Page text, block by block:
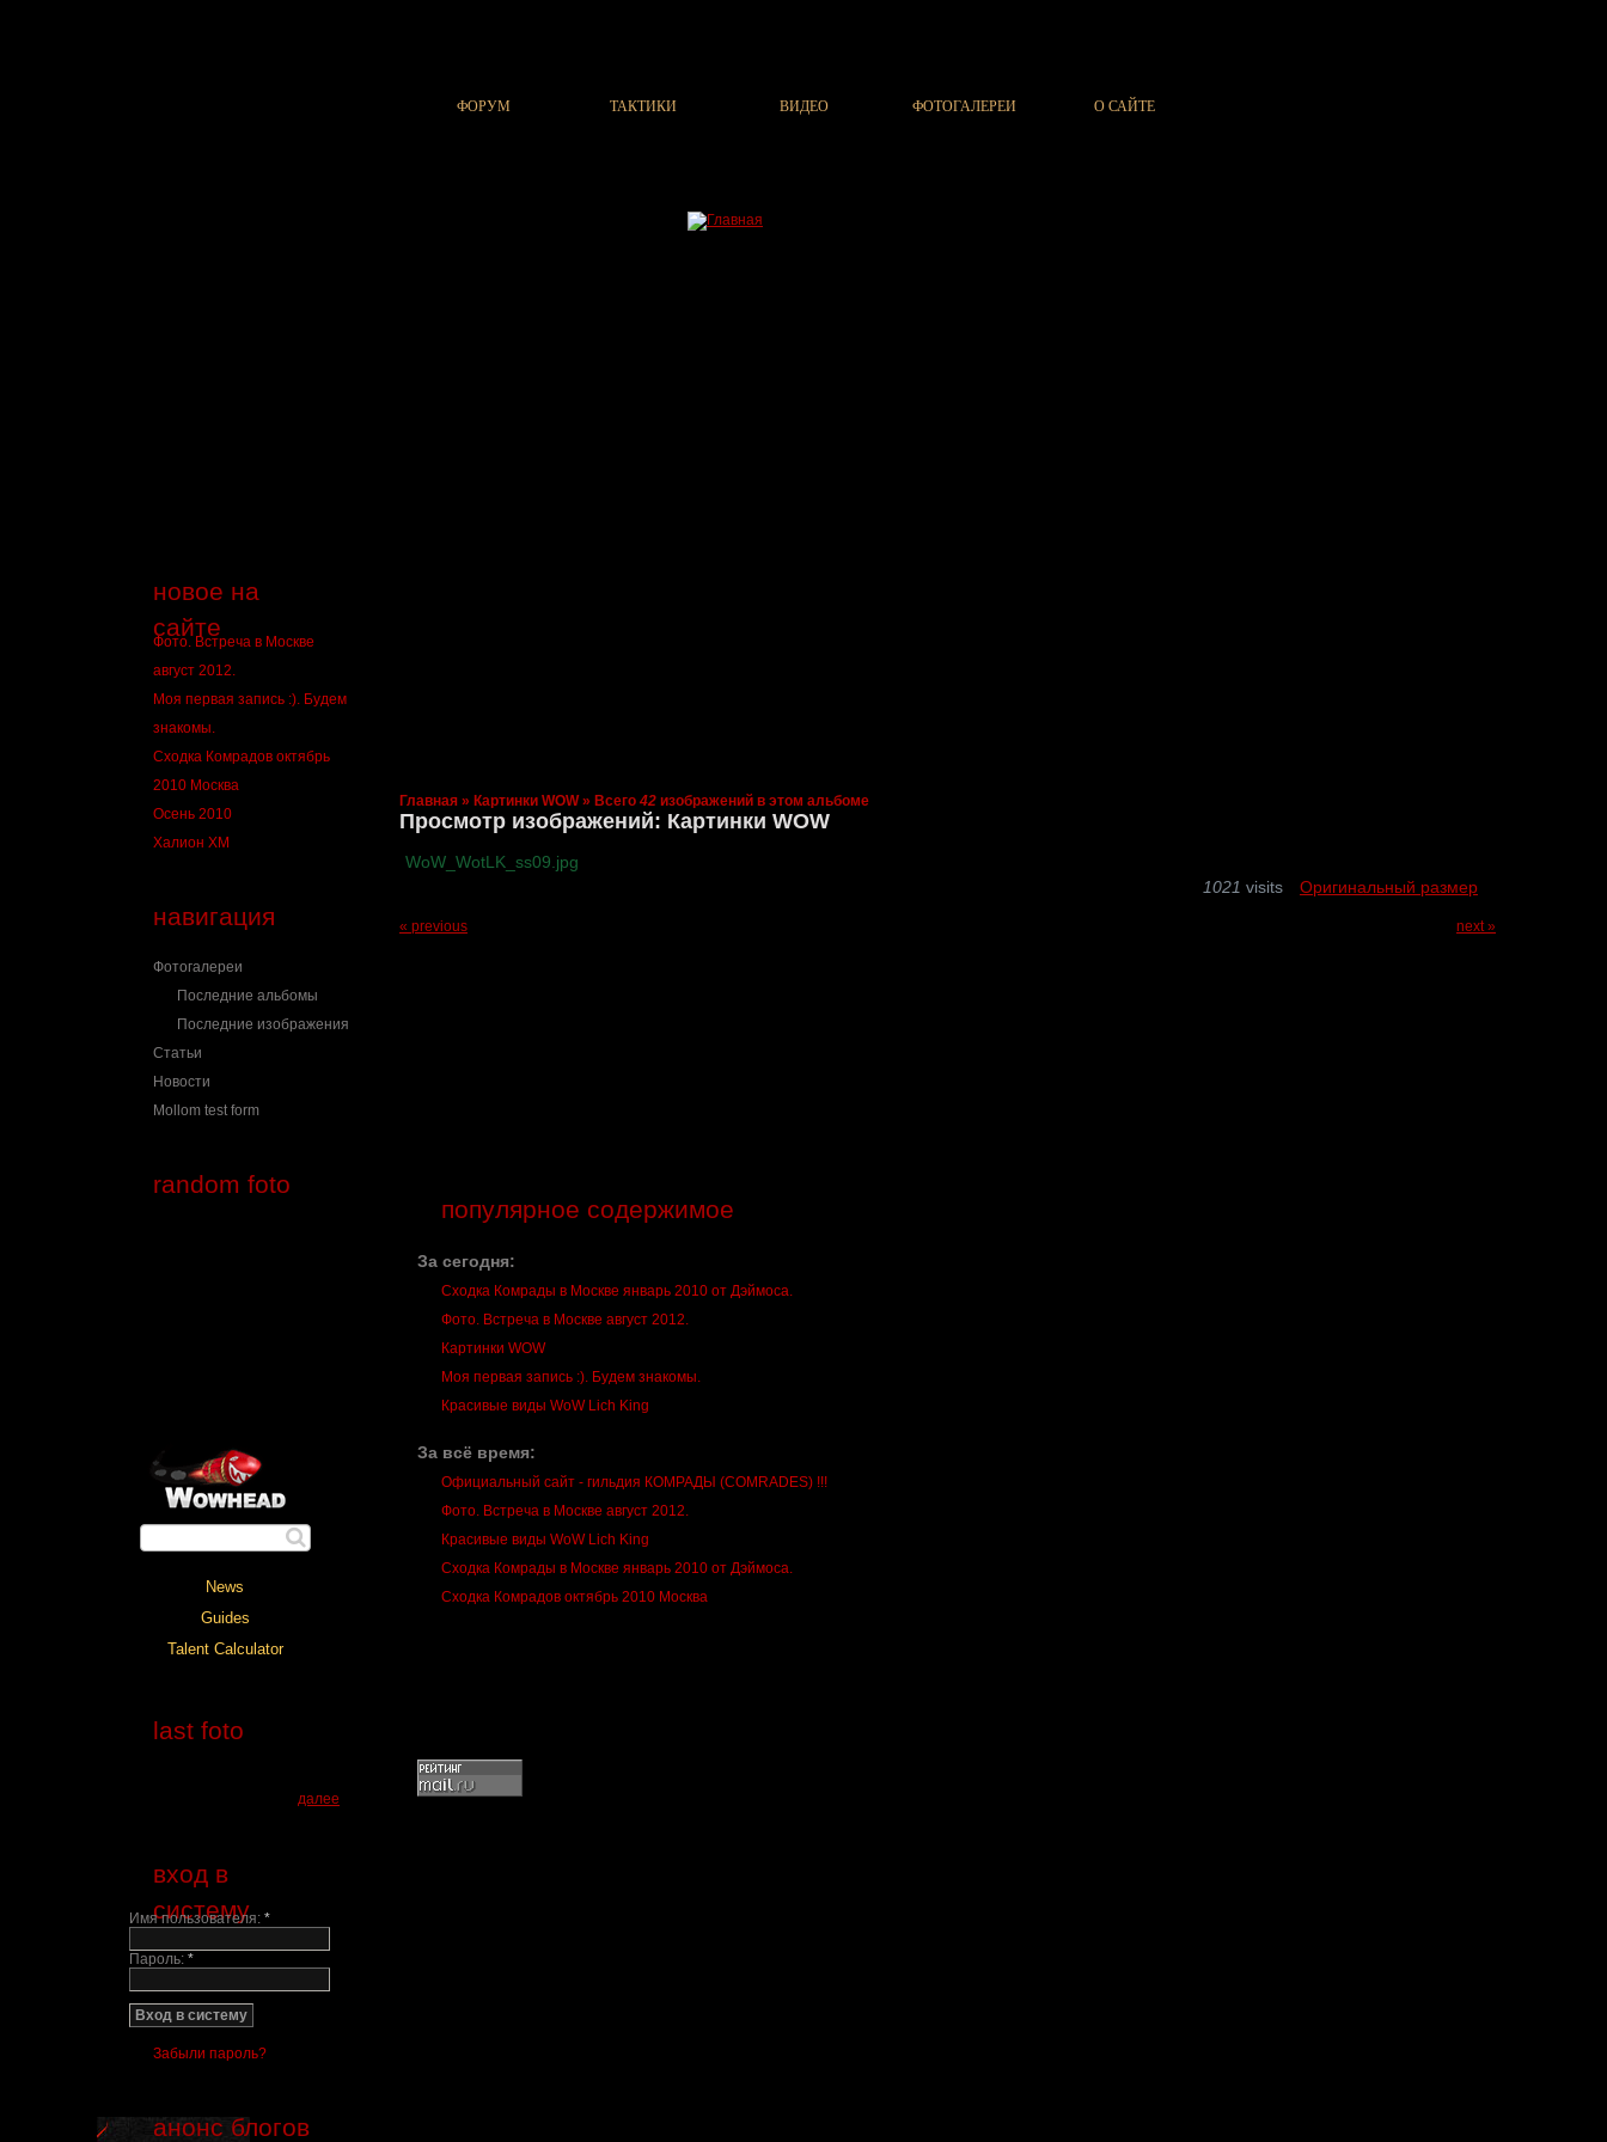
ФОРУМ ТАКТИКИ ВИДЕО ФОТОГАЛЕРЕИ О САЙТЕ
новое на
сайте
Фото. Встреча в Москве
август 2012.
Моя первая запись :). Будем
знакомы.
Сходка Комрадов октябрь
2010 Москва
Осень 2010
Халион ХМ
навигация
Фотогалереи
Последние альбомы
Последние изображения
Статьи
Новости
Mollom test form
random foto
last foto
далее
вход в
систему
Имя пользователя: *
Пароль: *
Забыли пароль?
анонс блогов
Главная » Картинки WOW» Всего 42 изображений в этом альбоме
Просмотр изображений: Картинки WOW
WoW_WotLK_ss09.jpg
1021 visits Оригинальный размер
« previous next »
популярное содержимое
За сегодня:
Сходка Комрады в Москве январь 2010 от Дэймоса.
Фото. Встреча в Москве август 2012.
Картинки WOW
Моя первая запись :). Будем знакомы.
Красивые виды WoW Lich King
За всё время:
Официальный сайт - гильдия КОМРАДЫ (COMRADES) !!!
Фото. Встреча в Москве август 2012.
Красивые виды WoW Lich King
Сходка Комрады в Москве январь 2010 от Дэймоса.
Сходка Комрадов октябрь 2010 Москва